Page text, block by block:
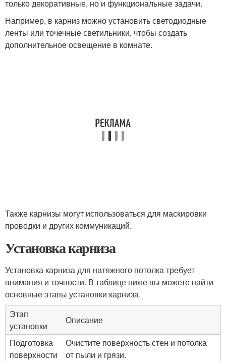
только декоративные, но и функциональные задачи.
Например, в карниз можно установить светодиодные
ленты или точечные светильники, чтобы создать
дополнительное освещение в комнате.
Также карнизы могут использоваться для маскировки
проводки и других коммуникаций.
Установка карниза
Установка карниза для натяжного потолка требует
внимания и точности. В таблице ниже вы можете найти
основные этапы установки карниза.
Этап
установки
Описание
Подготовка
поверхности
Очистите поверхность стен и потолка
от пыли и грязи.